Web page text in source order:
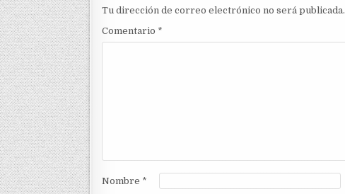
Tu dirección de correo electrónico no será publicada.
Comentario *
Nombre *